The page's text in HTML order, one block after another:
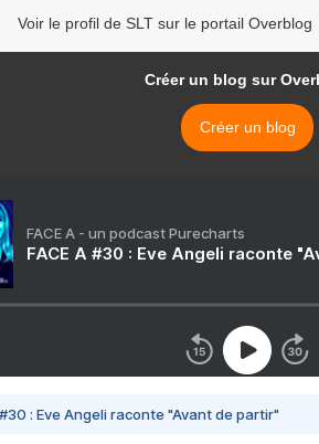
Voir le profil de SLT sur le portail Overblog
Créer un blog sur
Créer un blog
FACE A - un podcast Purecharts
FACE A #30 : Eve Angeli raconte
#30 : Eve Angeli raconte "Avant de partir"